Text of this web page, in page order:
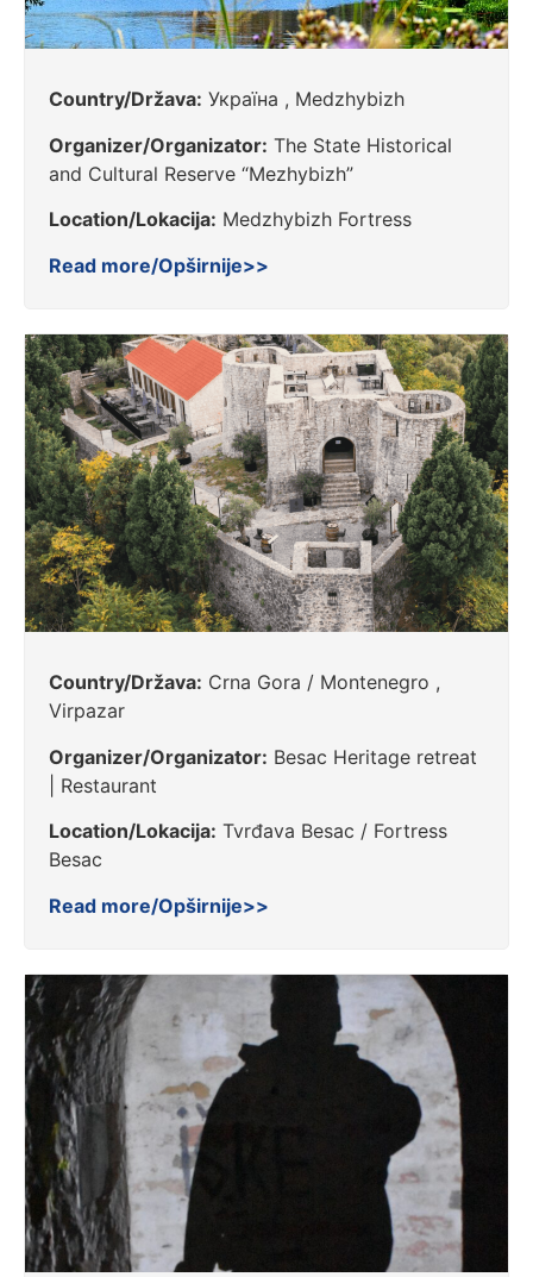
Country/Država: Україна , Medzhybizh
Organizer/Organizator: The State Historical
and Cultural Reserve “Mezhybizh”
Location/Lokacija: Medzhybizh Fortress
Read more/Opširnije>>
Country/Država: Crna Gora / Montenegro ,
Virpazar
Organizer/Organizator: Besac Heritage retreat
| Restaurant
Location/Lokacija: Tvrđava Besac / Fortress
Besac
Read more/Opširnije>>